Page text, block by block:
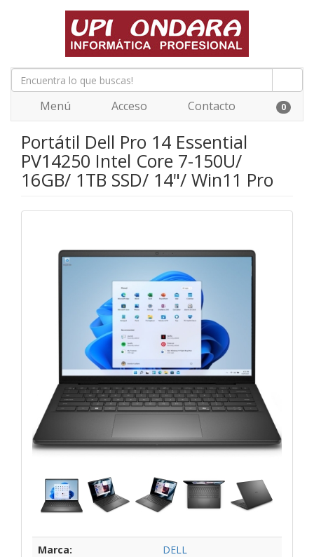
Menú Acceso Contacto 0
Portátil Dell Pro 14 Essential
PV14250 Intel Core 7-150U/
16GB/ 1TB SSD/ 14"/ Win11 Pro
Marca:
DELL